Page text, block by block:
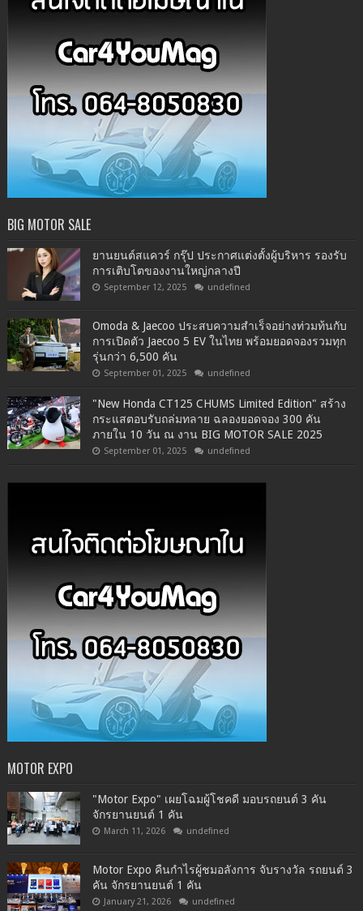
BIG MOTOR SALE
ยานยนต์สแควร์ กรุ๊ป ประกาศแต่งตั้งผู้บริหาร รองรับ
การเติบโตของงานใหญ่กลางปี
September 12, 2025 undefined
Omoda & Jaecoo ประสบความสำเร็จอย่างท่วมท้นกับ
การเปิดตัว Jaecoo 5 EV ในไทย พร้อมยอดจองรวมทุก
รุ่นกว่า 6,500 คัน
September 01, 2025 undefined
"New Honda CT125 CHUMS Limited Edition" สร้าง
กระแสตอบรับถล่มทลาย ฉลองยอดจอง 300 คัน
ภายใน 10 วัน ณ งาน BIG MOTOR SALE 2025
September 01, 2025 undefined
MOTOR EXPO
"Motor Expo" เผยโฉมผู้โชคดี มอบรถยนต์ 3 คัน
จักรยานยนต์ 1 คัน
March 11, 2026 undefined
Motor Expo คืนกำไรผู้ชมอลังการ จับรางวัล รถยนต์ 3
คัน จักรยานยนต์ 1 คัน
January 21, 2026 undefined